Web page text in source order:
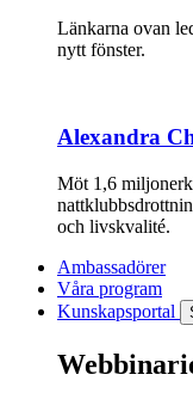
Länkarna ovan
nytt fönster.
Alexandra
Möt 1,6
och livskvalité.
Ambassadörer
Våra program
Kunskapsportal